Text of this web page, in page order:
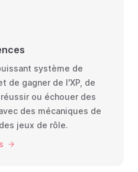
système de
de gagner de l'XP, de
ou échouer des
des mécaniques de
jeux de rôle.